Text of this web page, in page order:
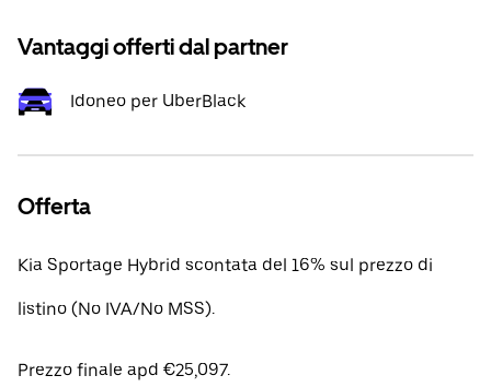
Vantaggi offerti dal partner
Idoneo per UberBlack
Offerta
Kia Sportage Hybrid scontata del 16% sul prezzo di
listino (No IVA/No MSS).
Prezzo finale apd €25,097.